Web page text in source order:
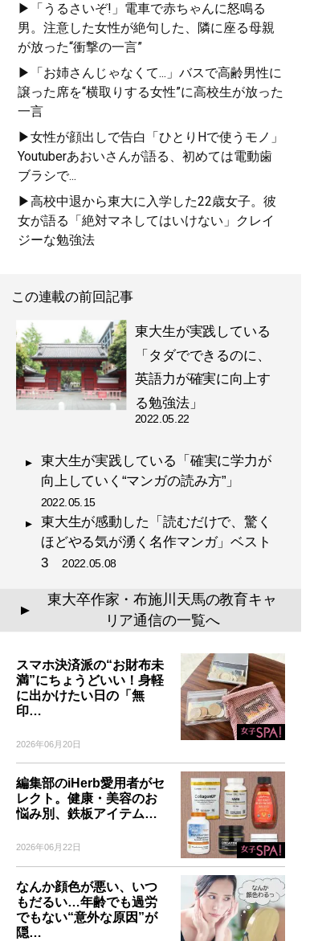
▶「うるさいぞ!」電車で赤ちゃんに怒鳴る
男。注意した女性が絶句した、隣に座る母親
が放った“衝撃の一言”
▶「お姉さんじゃなくて...」バスで高齢男性に
譲った席を“横取りする女性”に高校生が放った
一言
▶女性が顔出しで告白「ひとりHで使うモノ」
Youtuberあおいさんが語る、初めては電動歯
ブラシで...
▶高校中退から東大に入学した22歳女子。彼
女が語る「絶対マネしてはいけない」クレイ
ジーな勉強法
この連載の前回記事
東大生が実践している
「タダでできるのに、
英語力が確実に向上す
る勉強法」
2022.05.22
東大生が実践している「確実に学力が
向上していく“マンガの読み方”」
2022.05.15
東大生が感動した「読むだけで、驚く
ほどやる気が湧く名作マンガ」ベスト
3 2022.05.08
▲
東大卒作家・布施川天馬の教育キャ
リア通信の一覧へ
スマホ決済派の“お財布未
満”にちょうどいい！身軽
に出かけたい日の「無
印…
2026年06月20日
編集部のiHerb愛用者がセ
レクト。健康・美容のお
悩み別、鉄板アイテム…
2026年06月22日
なんか顔色が悪い、いつ
もだるい…年齢でも過労
でもない“意外な原因”が
隠…